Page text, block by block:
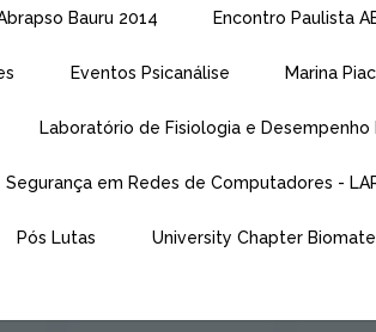
Bauru 2014 Encontro Paulista
Eventos Psicanálise Marina
Laboratório de Fisiologia e Desempenho
em Redes de Computadores -
Pós Lutas University Chapter